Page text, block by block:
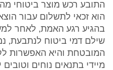
התובע רכש מוצר ביטוחי
הוא זכאי לתשלום עבור
שילם דמי ביטוח לנתבעת,
המובטחת והיא האפשרות
מיידי בתנאים נוחים